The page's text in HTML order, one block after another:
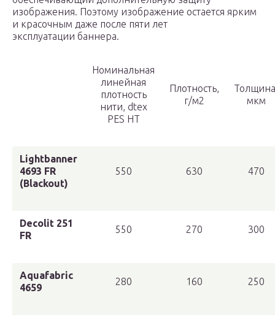
изображения. Поэтому изображение остается ярким
и красочным даже после пяти лет
эксплуатации баннера.
Номинальная
линейная
плотность
нити, dtex
PES HT
Плотность,
г/м2
мкм
Lightbanner
4693 FR
(Blackout)
550 630 470
Decolit 251
FR
550 270 300
Aquafabric
4659
280 160 250